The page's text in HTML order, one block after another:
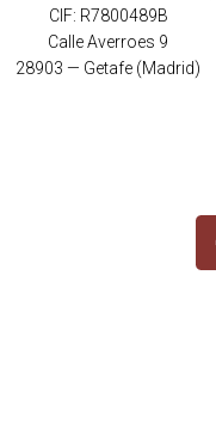
CIF: R7800489B
Calle Averroes 9
28903 — Getafe (Madrid)